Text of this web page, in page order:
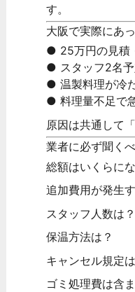
す。
大阪で実際にあ
● 25万円の見積
● スタッフ2名
● 温製料理が冷
● 料理量不足で
原因は共通して
業者に必ず聞く
総額はいくらに
追加費用が発生
スタッフ人数は？
保温方法は？
キャンセル規定
ゴミ処理費は含